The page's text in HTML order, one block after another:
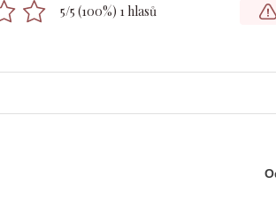
5/5 (100%) 1 hlasů